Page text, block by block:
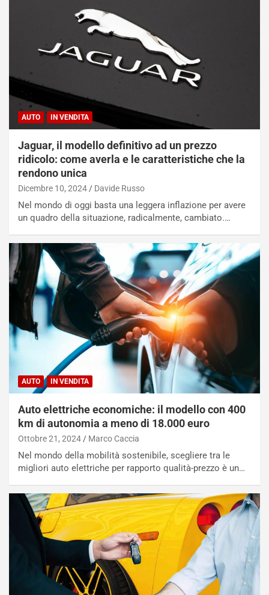
AUTO IN VENDITA
Jaguar, il modello definitivo ad un prezzo
ridicolo: come averla e le caratteristiche che la
rendono unica
Dicembre 10, 2024 Davide Russo
Nel mondo di oggi basta una leggera inflazione per avere
un quadro della situazione, radicalmente, cambiato.…
AUTO IN VENDITA
Auto elettriche economiche: il modello con 400
km di autonomia a meno di 18.000 euro
Ottobre 21, 2024 Marco Caccia
Nel mondo della mobilità sostenibile, scegliere tra le
migliori auto elettriche per rapporto qualità-prezzo è un…